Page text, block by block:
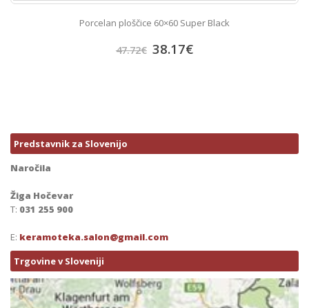
Porcelan ploščice 60×60 Super Black
47.72€ 38.17€
Predstavnik za Slovenijo
Naročila
Žiga Hočevar
T: 031 255 900
E: keramoteka.salon@gmail.com
Trgovine v Sloveniji